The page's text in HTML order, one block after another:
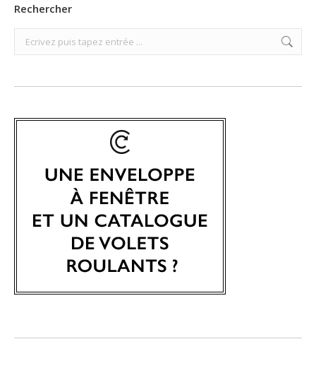
Rechercher
Search: